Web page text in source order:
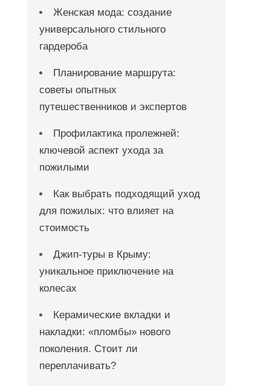
Женская мода: создание
универсального стильного
гардероба
Планирование маршрута:
советы опытных
путешественников и экспертов
Профилактика пролежней:
ключевой аспект ухода за
пожилыми
Как выбрать подходящий уход
для пожилых: что влияет на
стоимость
Джип-туры в Крыму:
уникальное приключение на
колесах
Керамические вкладки и
накладки: «пломбы» нового
поколения. Стоит ли
переплачивать?